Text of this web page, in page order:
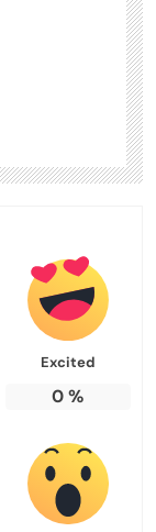
Excited
0%